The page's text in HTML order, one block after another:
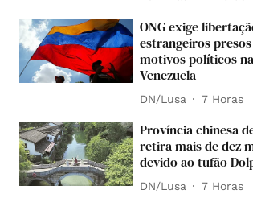
ONG exige
estrangeiros
motivos políticos na
Venezuela
DN/Lusa 7 Horas
Província chinesa
retira mais de dez
devido ao tufão
DN/Lusa 7 Horas